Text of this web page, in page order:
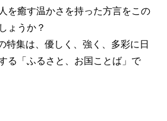
を癒す温かさを持った方言をこの
ょうか？
特集は、優しく、強く、多彩に日
る「ふるさと、お国ことば」で